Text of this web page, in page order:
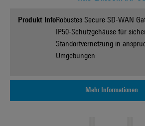
Produkt InfoRobustes Secure SD-WAN
IP50-Schutzgehäuse für
Standortvernetzung in
Umgebungen
Mehr Informationen